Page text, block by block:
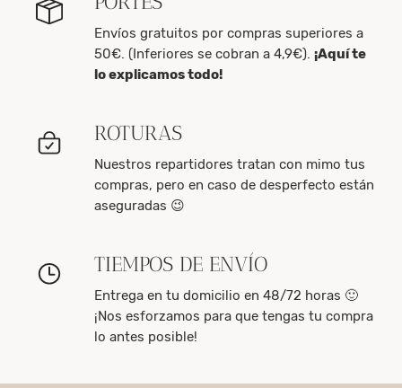
Envíos gratuitos por compras superiores a
50€. (Inferiores se cobran a 4,9€). ¡Aquí te
lo explicamos todo!
ROTURAS
Nuestros repartidores tratan con mimo tus
compras, pero en caso de desperfecto están
aseguradas 😉
TIEMPOS DE ENVÍO
Entrega en tu domicilio en 48/72 horas 🙂
¡Nos esforzamos para que tengas tu compra
lo antes posible!